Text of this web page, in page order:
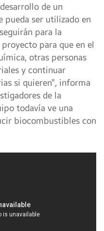
de un
pueda ser utilizado en
para la
para que en el
otras personas
y continuar
si quieren”, informa
de la
todavía ve una
biocombustibles con